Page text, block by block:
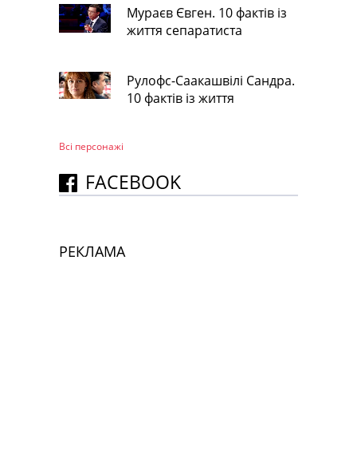
Мураєв Євген. 10 фактів із
життя сепаратиста
Рулофс-Саакашвілі Сандра.
10 фактів із життя
Всі персонажi
FACEBOOK
РЕКЛАМА